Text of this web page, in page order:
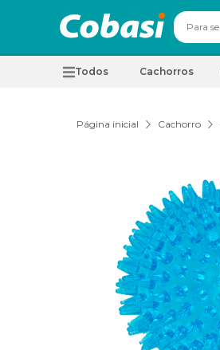
Todos Cachorros
Página inicial Cachorro